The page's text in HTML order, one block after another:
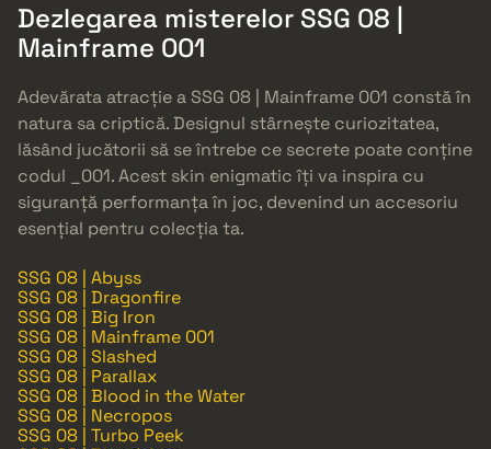
Dezlegarea misterelor SSG 08 |
Mainframe 001
Adevărata atracție a SSG 08 | Mainframe 001 constă în
natura sa criptică. Designul stârnește curiozitatea,
lăsând jucătorii să se întrebe ce secrete poate conține
codul _001. Acest skin enigmatic îți va inspira cu
siguranță performanța în joc, devenind un accesoriu
esențial pentru colecția ta.
SSG 08 | Abyss
SSG 08 | Dragonfire
SSG 08 | Big Iron
SSG 08 | Mainframe 001
SSG 08 | Slashed
SSG 08 | Parallax
SSG 08 | Blood in the Water
SSG 08 | Necropos
SSG 08 | Turbo Peek